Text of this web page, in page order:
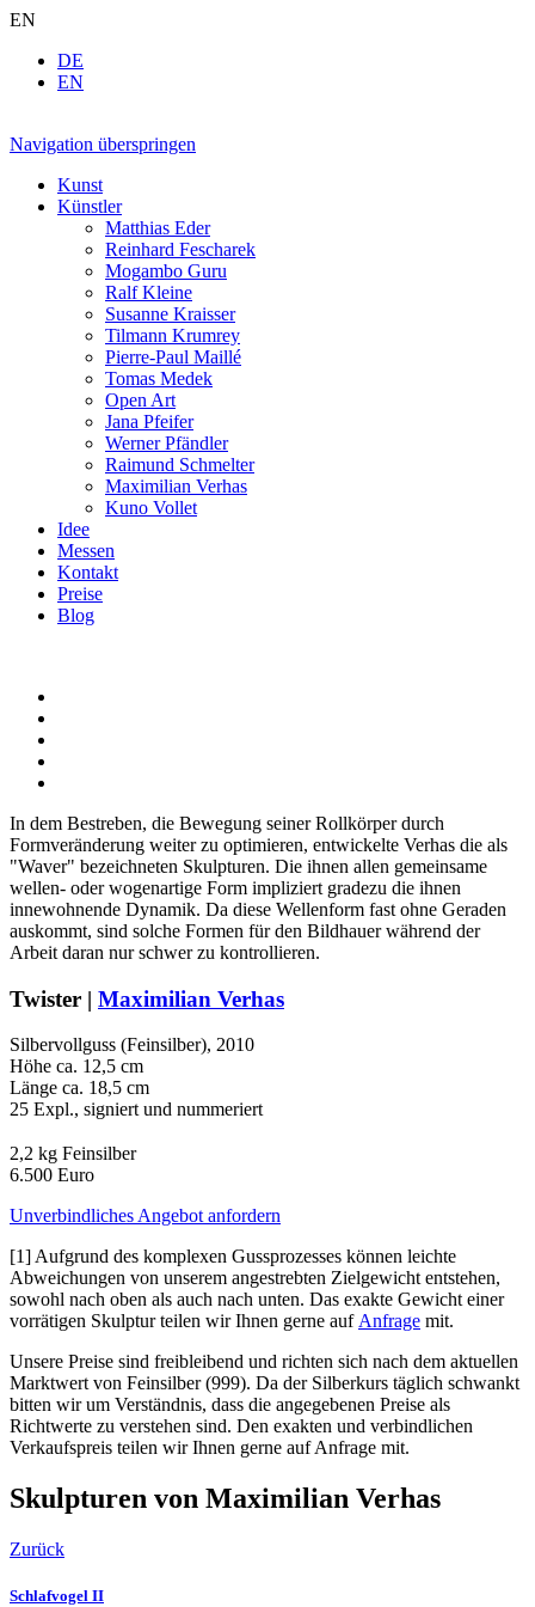
EN
DE
EN
Navigation überspringen
Kunst
Künstler
Matthias Eder
Reinhard Fescharek
Mogambo Guru
Ralf Kleine
Susanne Kraisser
Tilmann Krumrey
Pierre-Paul Maillé
Tomas Medek
Open Art
Jana Pfeifer
Werner Pfändler
Raimund Schmelter
Maximilian Verhas
Kuno Vollet
Idee
Messen
Kontakt
Preise
Blog
In dem Bestreben, die Bewegung seiner Rollkörper durch
Formveränderung weiter zu optimieren, entwickelte Verhas die als
"Waver" bezeichneten Skulpturen. Die ihnen allen gemeinsame
wellen- oder wogenartige Form impliziert gradezu die ihnen
innewohnende Dynamik. Da diese Wellenform fast ohne Geraden
auskommt, sind solche Formen für den Bildhauer während der
Arbeit daran nur schwer zu kontrollieren.
Twister | Maximilian Verhas
Silbervollguss (Feinsilber), 2010
Höhe ca. 12,5 cm
Länge ca. 18,5 cm
25 Expl., signiert und nummeriert
2,2 kg Feinsilber
6.500 Euro
Unverbindliches Angebot anfordern
[1] Aufgrund des komplexen Gussprozesses können leichte
Abweichungen von unserem angestrebten Zielgewicht entstehen,
sowohl nach oben als auch nach unten. Das exakte Gewicht einer
vorrätigen Skulptur teilen wir Ihnen gerne auf Anfrage mit.
Unsere Preise sind freibleibend und richten sich nach dem aktuellen
Marktwert von Feinsilber (999). Da der Silberkurs täglich schwankt
bitten wir um Verständnis, dass die angegebenen Preise als
Richtwerte zu verstehen sind. Den exakten und verbindlichen
Verkaufspreis teilen wir Ihnen gerne auf Anfrage mit.
Skulpturen von Maximilian Verhas
Zurück
Schlafvogel II